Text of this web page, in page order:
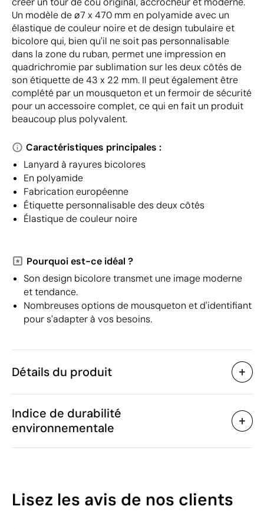
Un modèle de ø7 x 470 mm en polyamide avec un
élastique de couleur noire et de design tubulaire et
bicolore qui, bien qu'il ne soit pas personnalisable
dans la zone du ruban, permet une impression en
quadrichromie par sublimation sur les deux côtés de
son étiquette de 43 x 22 mm. Il peut également être
complété par un mousqueton et un fermoir de sécurité
pour un accessoire complet, ce qui en fait un produit
beaucoup plus polyvalent.
Caractéristiques principales :
Lanyard à rayures bicolores
En polyamide
Fabrication européenne
Étiquette personnalisable des deux côtés
Élastique de couleur noire
Pourquoi est-ce idéal ?
Son design bicolore transmet une image moderne
et tendance.
Nombreuses options de mousqueton et d'identifiant
pour s'adapter à vos besoins.
Détails du produit
Caractéristiques
Code du produit
Quantité minimum
Vente par multiples de
1 unité
Matière
Polyamide
Indice de durabilité
environnementale
19
Lisez les avis de nos clients